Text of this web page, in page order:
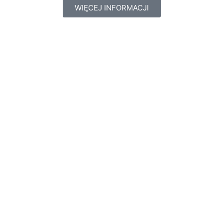
WIĘCEJ INFORMACJI